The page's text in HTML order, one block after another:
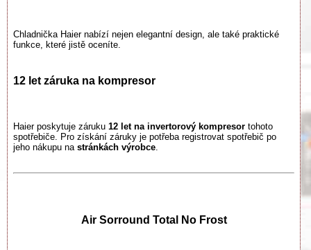
Chladnička Haier nabízí nejen elegantní design, ale také praktické
funkce, které jistě oceníte.
12 let záruka na kompresor​
Haier poskytuje záruku 12 let na invertorový kompresor tohoto
spotřebiče. Pro získání záruky je potřeba registrovat spotřebič po
jeho nákupu na stránkách výrobce.​​
Air Sorround Total No Frost